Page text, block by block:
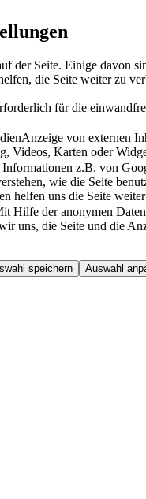
der Seite. Einige davon
die Seite weiter zu
für die
Anzeige von externen
Videos, Karten oder
z.B. von
wie die Seite
helfen uns die Seite
Hilfe der anonymen
uns, die Seite und die
speichern Auswahl